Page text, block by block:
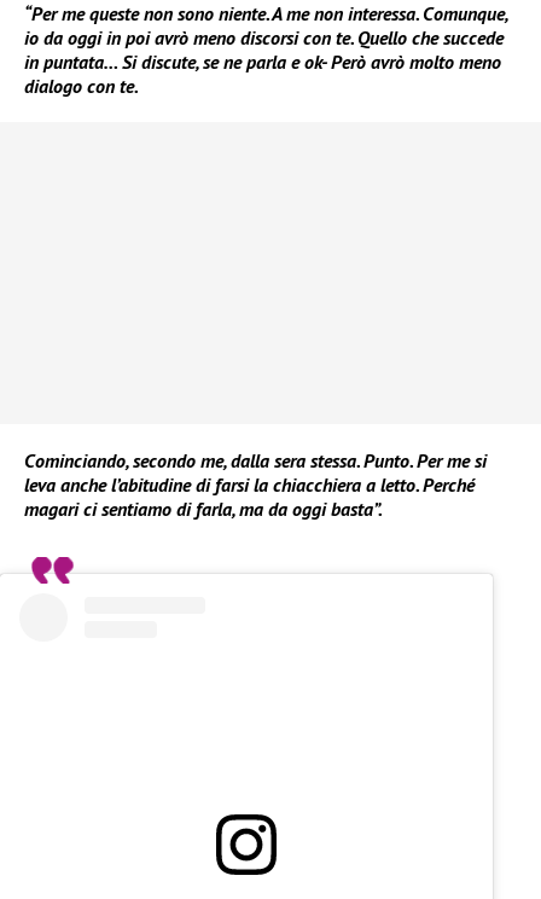
“Per me queste non sono niente. A me non interessa. Comunque,
io da oggi in poi avrò meno discorsi con te. Quello che succede
in puntata… Si discute, se ne parla e ok- Però avrò molto meno
dialogo con te.
Cominciando, secondo me, dalla sera stessa. Punto. Per me si
leva anche l’abitudine di farsi la chiacchiera a letto. Perché
magari ci sentiamo di farla, ma da oggi basta”.